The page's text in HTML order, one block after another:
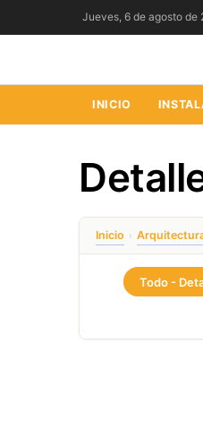
al
Jueves, 6 de agosto de
INICIO
Inicio ›
Todo -